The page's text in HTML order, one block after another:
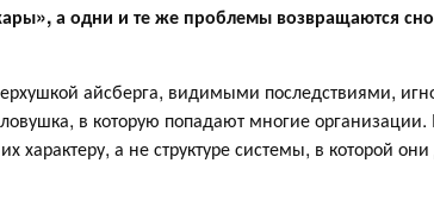
а одни и те же проблемы возвращаются
айсберга, видимыми последствиями,
в которую попадают многие
а не структуре системы, в которой